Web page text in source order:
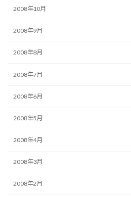
2008年10月
2008年9月
2008年8月
2008年7月
2008年6月
2008年5月
2008年4月
2008年3月
2008年2月